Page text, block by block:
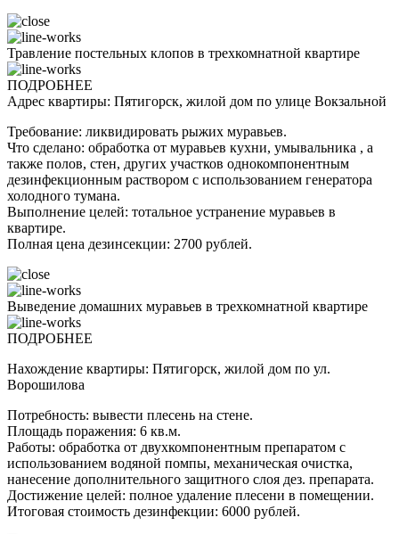
Травление постельных клопов в трехкомнатной квартире
ПОДРОБНЕЕ
Адрес квартиры: Пятигорск, жилой дом по улице Вокзальной
Требование: ликвидировать рыжих муравьев.
Что сделано: обработка от муравьев кухни, умывальника , а
также полов, стен, других участков однокомпонентным
дезинфекционным раствором с использованием генератора
холодного тумана.
Выполнение целей: тотальное устранение муравьев в
квартире.
Полная цена дезинсекции: 2700 рублей.
Выведение домашних муравьев в трехкомнатной квартире
ПОДРОБНЕЕ
Нахождение квартиры: Пятигорск, жилой дом по ул.
Ворошилова
Потребность: вывести плесень на стене.
Площадь поражения: 6 кв.м.
Работы: обработка от двухкомпонентным препаратом с
использованием водяной помпы, механическая очистка,
нанесение дополнительного защитного слоя дез. препарата.
Достижение целей: полное удаление плесени в помещении.
Итоговая стоимость дезинфекции: 6000 рублей.